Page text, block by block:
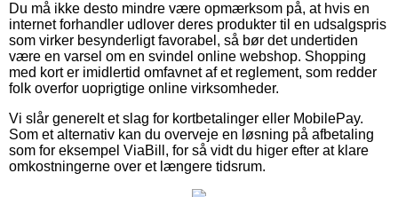
Du må ikke desto mindre være opmærksom på, at hvis en
internet forhandler udlover deres produkter til en udsalgspris
som virker besynderligt favorabel, så bør det undertiden
være en varsel om en svindel online webshop. Shopping
med kort er imidlertid omfavnet af et reglement, som redder
folk overfor uoprigtige online virksomheder.
Vi slår generelt et slag for kortbetalinger eller MobilePay.
Som et alternativ kan du overveje en løsning på afbetaling
som for eksempel ViaBill, for så vidt du higer efter at klare
omkostningerne over et længere tidsrum.